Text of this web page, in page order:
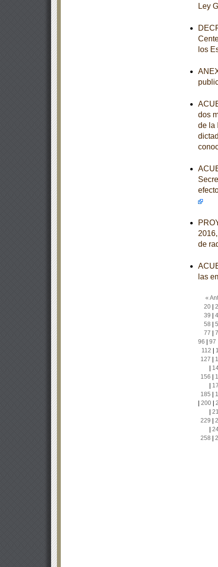
Ley
los
dos
de la
de
las
«
20|
39
58
77
96
97
112
127
156
185
200|
229
258